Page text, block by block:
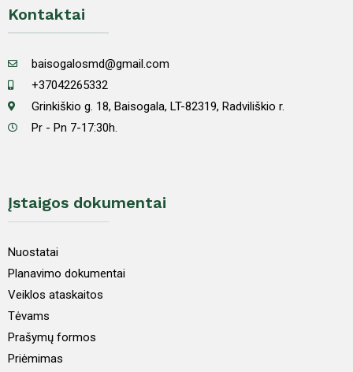
Kontaktai
baisogalosmd@gmail.com
+37042265332
Grinkiškio g. 18, Baisogala, LT-82319, Radviliškio r.
Pr - Pn 7-17:30h.
Įstaigos dokumentai
Nuostatai
Planavimo dokumentai
Veiklos ataskaitos
Tėvams
Prašymų formos
Priėmimas